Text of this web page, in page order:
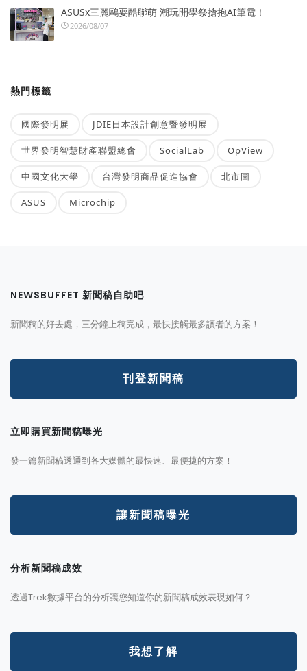
ASUSx三麗鷗耍酷聯萌 潮玩開學祭搶抱AI筆電！
2026/08/07
熱門標籤
國際發明展 JDIE日本設計創意暨發明展
世界發明智慧財產聯盟總會 SocialLab OpView
中國文化大學 台灣發明商品促進協會 北市圖
ASUS Microchip
NEWSBUFFET 新聞稿自助吧
新聞稿的好去處，三分鐘上稿完成，最快接觸最多讀者的方案！
刊登新聞稿
立即購買新聞稿曝光
發一篇新聞稿透通到各大媒體的最快速、最便捷的方案！
讓新聞稿曝光
分析新聞稿成效
透過Trek數據平台的分析讓您知道你的新聞稿成效表現如何？
我想了解